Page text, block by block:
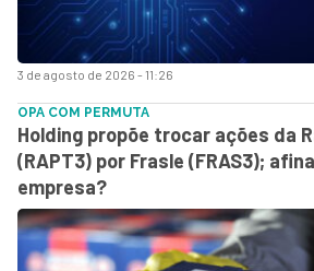
3 de agosto de 2026 - 11:26
OPA COM PERMUTA
Holding propõe trocar ações da
(RAPT3) por Frasle (FRAS3);
empresa?